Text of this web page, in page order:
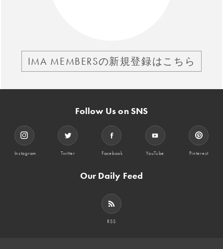
IMA MEMBERSの新規登録はこちら
Follow Us on SNS
Instagram Twitter Facebook YouTube Pinterest
Our Daily Feed
RSS